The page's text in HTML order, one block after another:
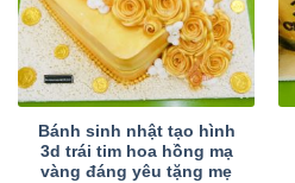
Bánh sinh nhật tạo hình
3d trái tim hoa hồng mạ
vàng đáng yêu tặng mẹ